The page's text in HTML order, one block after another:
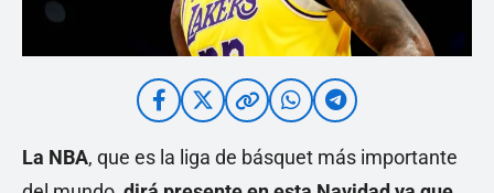
La NBA, que es la liga de básquet más importante